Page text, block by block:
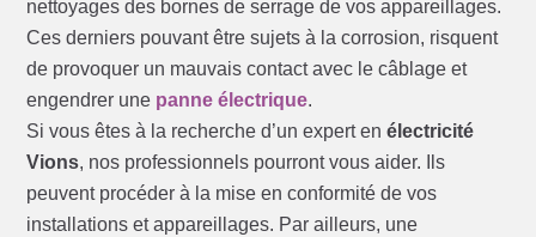
nettoyages des bornes de serrage de vos appareillages.
Ces derniers pouvant être sujets à la corrosion, risquent
de provoquer un mauvais contact avec le câblage et
engendrer une panne électrique.
Si vous êtes à la recherche d’un expert enélectricité
Vions, nos professionnels pourront vous aider. Ils
peuvent procéder à la mise en conformité de vos
installations et appareillages. Par ailleurs, une